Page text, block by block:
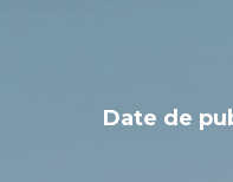
Date de